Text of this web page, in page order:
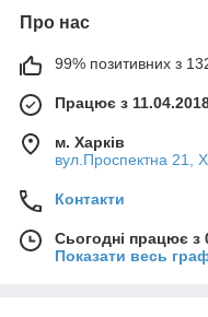
Про нас
99% позитивних з
Працює з
м. Харків
вул.Проспектна 21,
Контакти
Сьогодні працює з
Показати весь